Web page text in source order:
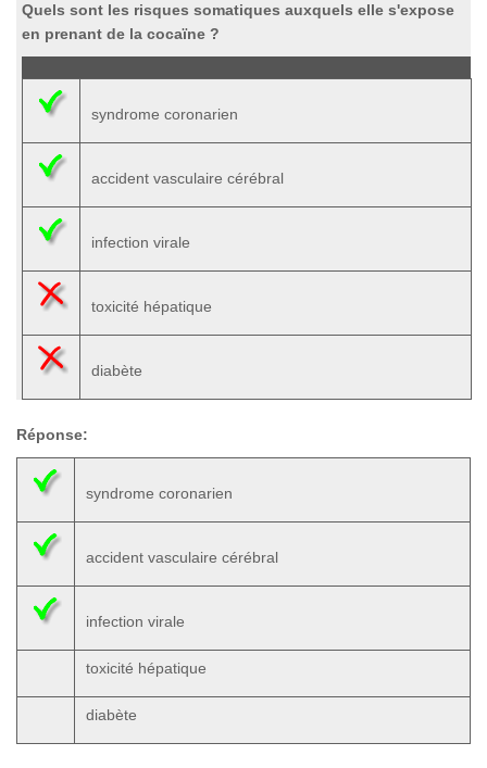
Quels sont les risques somatiques auxquels elle s'expose
en prenant de la cocaïne ?
syndrome coronarien
accident vasculaire cérébral
infection virale
toxicité hépatique
diabète
Réponse:
syndrome coronarien
accident vasculaire cérébral
infection virale
toxicité hépatique
diabète